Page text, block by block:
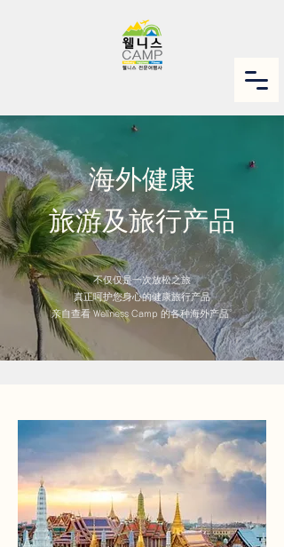
海外健康
旅游及旅行产品
不仅仅是一次放松之旅
真正呵护您身心的健康旅行产品
亲自查看 Wellness Camp 的各种海外产品。